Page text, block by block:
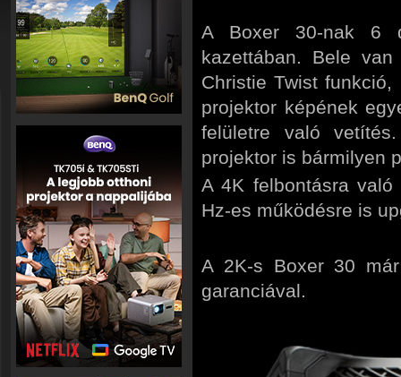
A Boxer 30-nak 6
kazettában. Bele
Christie Twist
projektor képének
felületre való
projektor is bármilyen
A 4K felbontásra
Hz-es működésre is
A 2K-s Boxer 30
garanciával.